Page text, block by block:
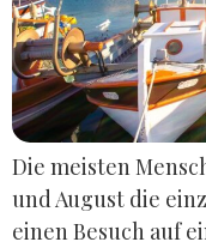
Die meisten
und August die
einen Besuch auf